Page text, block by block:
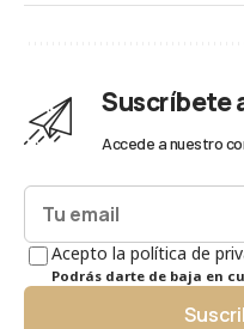
Suscríbete
Accede a nuestro
Acepto la política de
Podrás darte de baja en